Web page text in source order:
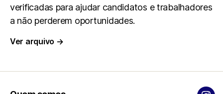
verificadas para ajudar candidatos e trabalhadores
a não perderem oportunidades.
Ver arquivo →